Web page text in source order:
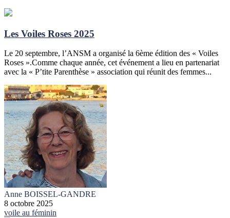
Les Voiles Roses 2025
Le 20 septembre, l’ANSM a organisé la 6ème édition des « Voiles
Roses ».Comme chaque année, cet événement a lieu en partenariat
avec la « P’tite Parenthèse » association qui réunit des femmes...
Anne BOISSEL-GANDRE
8 octobre 2025
voile au féminin